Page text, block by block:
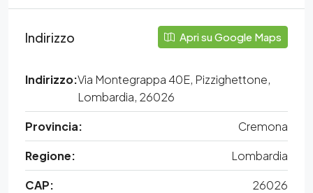
Indirizzo Apri su Google Maps
Indirizzo:Via Montegrappa 40E, Pizzighettone,
Lombardia, 26026
Provincia:
Cremona
Regione:
Lombardia
CAP:
26026